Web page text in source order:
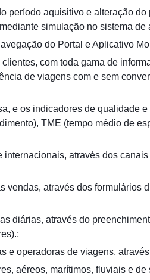
período aquisitivo e alteração
simulação no sistema de
do Portal e Aplicativo
com toda gama de
de viagens com e sem
e os indicadores de qualidade
TME (tempo médio de
internacionais, através dos
vendas, através dos formulários
diárias, através do
e operadoras de viagens,
aéreos, marítimos, fluviais e